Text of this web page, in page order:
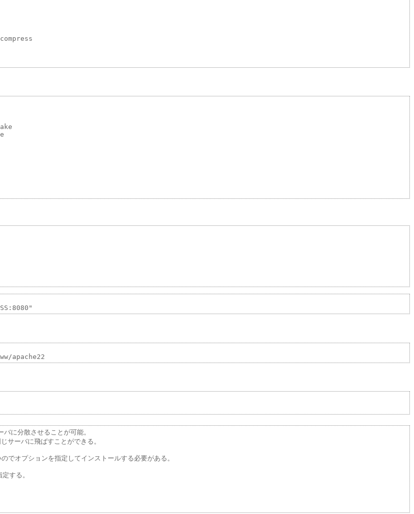
に分散させることが可能。
サーバに飛ばすことができる。
オプションを指定してインストールする必要がある。
る。